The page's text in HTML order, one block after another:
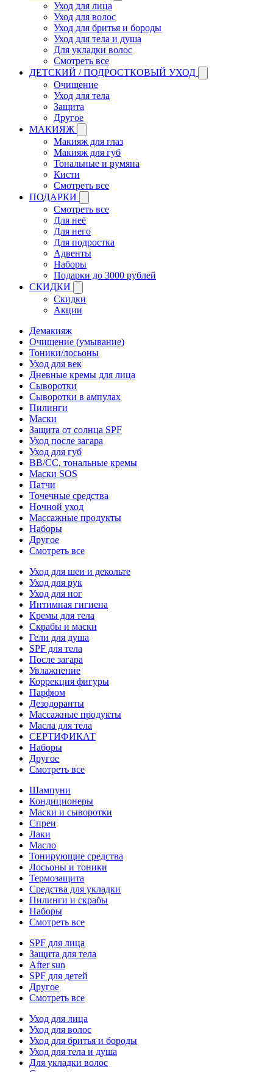
Уход для лица
Уход для волос
Уход для бритья и бороды
Уход для тела и душа
Для укладки волос
Смотреть все
ДЕТСКИЙ / ПОДРОСТКОВЫЙ УХОД
Очищение
Уход для тела
Защита
Другое
МАКИЯЖ
Макияж для глаз
Макияж для губ
Тональные и румяна
Кисти
Смотреть все
ПОДАРКИ
Смотреть все
Для неё
Для него
Для подростка
Адвенты
Наборы
Подарки до 3000 рублей
СКИДКИ
Скидки
Акции
Демакияж
Очищение (умывание)
Тоники/лосьоны
Уход для век
Дневные кремы для лица
Сыворотки
Сыворотки в ампулах
Пилинги
Маски
Защита от солнца SPF
Уход после загара
Уход для губ
BB/CC, тональные кремы
Маски SOS
Патчи
Точечные средства
Ночной уход
Массажные продукты
Наборы
Другое
Смотреть все
Уход для шеи и декольте
Уход для рук
Уход для ног
Интимная гигиена
Кремы для тела
Скрабы и маски
Гели для душа
SPF для тела
После загара
Увлажнение
Коррекция фигуры
Парфюм
Дезодоранты
Массажные продукты
Масла для тела
СЕРТИФИКАТ
Наборы
Другое
Смотреть все
Шампуни
Кондиционеры
Маски и сыворотки
Спреи
Лаки
Масло
Тонирующие средства
Лосьоны и тоники
Термозащита
Средства для укладки
Пилинги и скрабы
Наборы
Смотреть все
SPF для лица
Защита для тела
After sun
SPF для детей
Другое
Смотреть все
Уход для лица
Уход для волос
Уход для бритья и бороды
Уход для тела и душа
Для укладки волос